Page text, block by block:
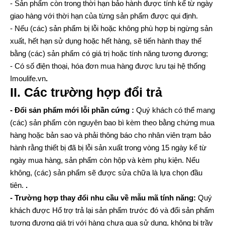
- Sản phẩm còn trong thời hạn bảo hành được tính kể từ ngày
giao hàng với thời hạn của từng sản phẩm được qui định.
- Nếu (các) sản phẩm bị lỗi hoặc không phù hợp bị ngừng sản
xuất, hết hạn sử dụng hoặc hết hàng, sẽ tiến hành thay thế
bằng (các) sản phẩm có giá trị hoặc tính năng tương đương;
- Có số điện thoại, hóa đơn mua hàng được lưu tại hệ thống
Imoulife.vn.
II. Các trường hợp đổi trả
- Đổi sản phẩm mới lỗi phần cứng : Quý khách có thể mang
(các) sản phẩm còn nguyên bao bì kèm theo bằng chứng mua
hàng hoặc bản sao và phải thông báo cho nhân viên trạm bảo
hành rằng thiết bị đã bị lỗi sản xuất trong vòng 15 ngày kể từ
ngày mua hàng, sản phẩm còn hộp và kèm phụ kiện. Nếu
không, (các) sản phẩm sẽ được sửa chữa là lựa chọn đầu
tiên. .
- Trường hợp thay đổi nhu cầu về mẫu mã tính năng: Quý
khách được Hổ trợ trả lại sản phẩm trước đó và đổi sản phẩm
tương đương giá trị với hàng chưa qua sử dụng, không bị trầy